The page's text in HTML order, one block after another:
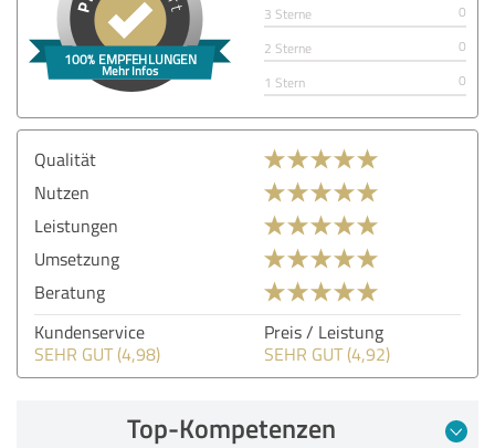
3 Sterne
0
2 Sterne
0
1 Stern
0
Qualität
Nutzen
Leistungen
Umsetzung
Beratung
Kundenservice
SEHR GUT (4,98)
Preis / Leistung
SEHR GUT (4,92)
Top-Kompetenzen